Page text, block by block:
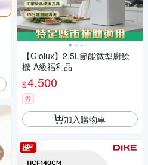
【Glolux】2.5L節能微型廚餘
機-A級福利品
$4,500
券
加入購物車